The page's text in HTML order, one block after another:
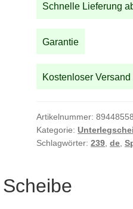
Schnelle Lieferung
Garantie
Kostenloser
Artikelnummer:
Kategorie:
Schlagwörter:239 ,de ,